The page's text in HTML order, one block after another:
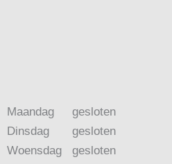
Maandag
Dinsdag
Woensdag
gesloten
gesloten
gesloten